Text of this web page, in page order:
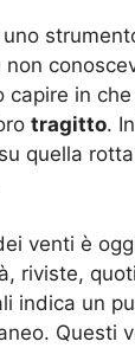
uno
non
capire in
tragitto.
quella
venti è
riviste,
indica un
Questi